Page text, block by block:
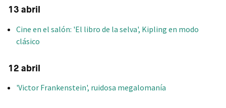
13 abril
Cine en el salón: 'El libro de la selva', Kipling en modo
clásico
12 abril
'Victor Frankenstein', ruidosa megalomanía